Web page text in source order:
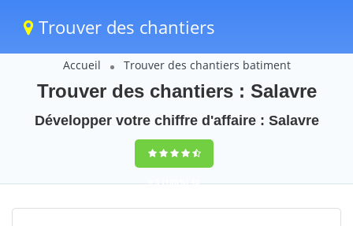
Trouver des chantiers
Accueil Trouver des chantiers batiment
Trouver des chantiers : Salavre
Développer votre chiffre d'affaire : Salavre
9,5(100%)40
votes